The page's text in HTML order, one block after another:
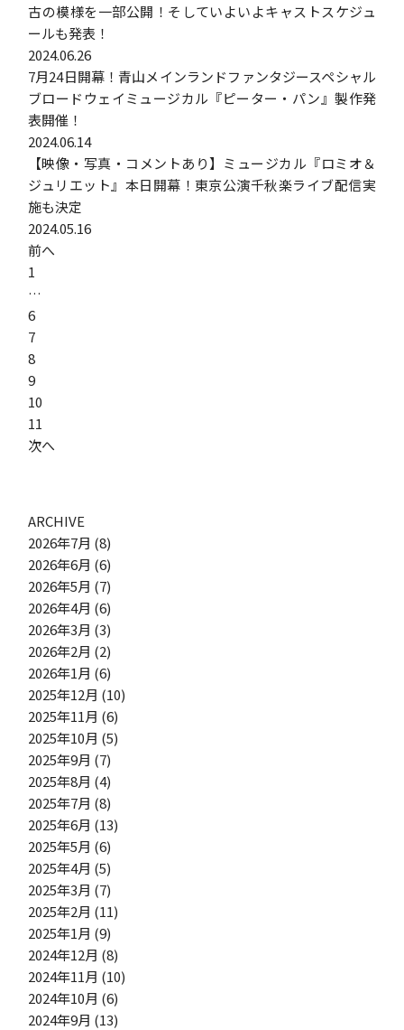
古の模様を一部公開！そしていよいよキャストスケジュ
ールも発表！
2024.06.26
7月24日開幕！青山メインランドファンタジースペシャル
ブロードウェイミュージカル『ピーター・パン』製作発
表開催！
2024.06.14
【映像・写真・コメントあり】ミュージカル『ロミオ＆
ジュリエット』本日開幕！東京公演千秋楽ライブ配信実
施も決定
2024.05.16
投
稿
ナ
ビ
ゲ
ー
シ
ョ
ン
前へ
1
…
6
7
8
9
10
11
次へ
ARCHIVE
2026年7月 (8)
2026年6月 (6)
2026年5月 (7)
2026年4月 (6)
2026年3月 (3)
2026年2月 (2)
2026年1月 (6)
2025年12月 (10)
2025年11月 (6)
2025年10月 (5)
2025年9月 (7)
2025年8月 (4)
2025年7月 (8)
2025年6月 (13)
2025年5月 (6)
2025年4月 (5)
2025年3月 (7)
2025年2月 (11)
2025年1月 (9)
2024年12月 (8)
2024年11月 (10)
2024年10月 (6)
2024年9月 (13)